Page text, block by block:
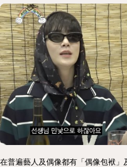
在普遍藝人及偶像都有「偶像包袱